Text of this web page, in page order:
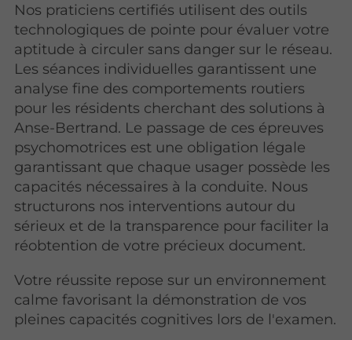
Nos praticiens certifiés utilisent des outils
technologiques de pointe pour évaluer votre
aptitude à circuler sans danger sur le réseau.
Les séances individuelles garantissent une
analyse fine des comportements routiers
pour les résidents cherchant des solutions à
Anse-Bertrand. Le passage de ces épreuves
psychomotrices est une obligation légale
garantissant que chaque usager possède les
capacités nécessaires à la conduite. Nous
structurons nos interventions autour du
sérieux et de la transparence pour faciliter la
réobtention de votre précieux document.
Votre réussite repose sur un environnement
calme favorisant la démonstration de vos
pleines capacités cognitives lors de l'examen.